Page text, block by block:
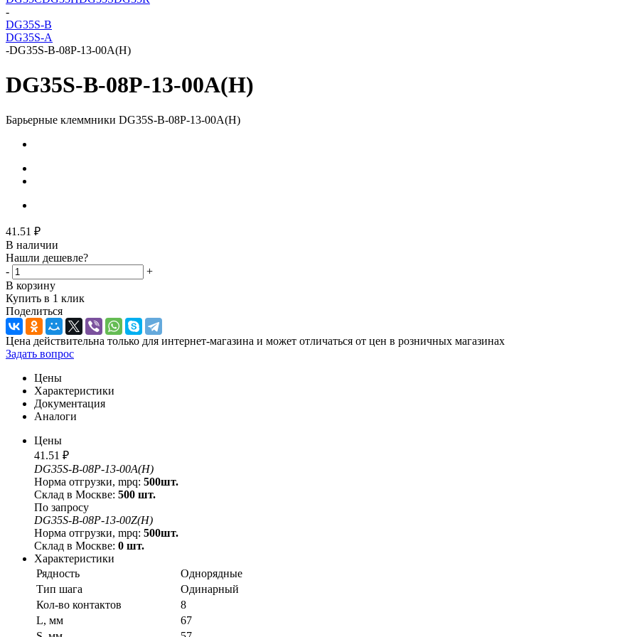
-
DG35S-B
DG35S-A
-DG35S-B-08P-13-00A(H)
DG35S-B-08P-13-00A(H)
Барьерные клеммники DG35S-B-08P-13-00A(H)
41.51 ₽
В наличии
Нашли дешевле?
-
+
В корзину
Купить в 1 клик
Поделиться
Цена действительна только для интернет-магазина и может отличаться от цен в розничных магазинах
Задать вопрос
Цены
Характеристики
Документация
Аналоги
Цены
41.51 ₽
DG35S-B-08P-13-00A(H)
Норма отгрузки, mpq: 500шт.
Склад в Москве: 500 шт.
По запросу
DG35S-B-08P-13-00Z(H)
Норма отгрузки, mpq: 500шт.
Склад в Москве: 0 шт.
Характеристики
Рядность
Однорядные
Тип шага
Одинарный
Кол-во контактов
8
L, мм
67